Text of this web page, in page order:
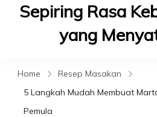
Sepiring Rasa
yang
Home
Resep Masakan
5 Langkah Mudah Membuat
Pemula